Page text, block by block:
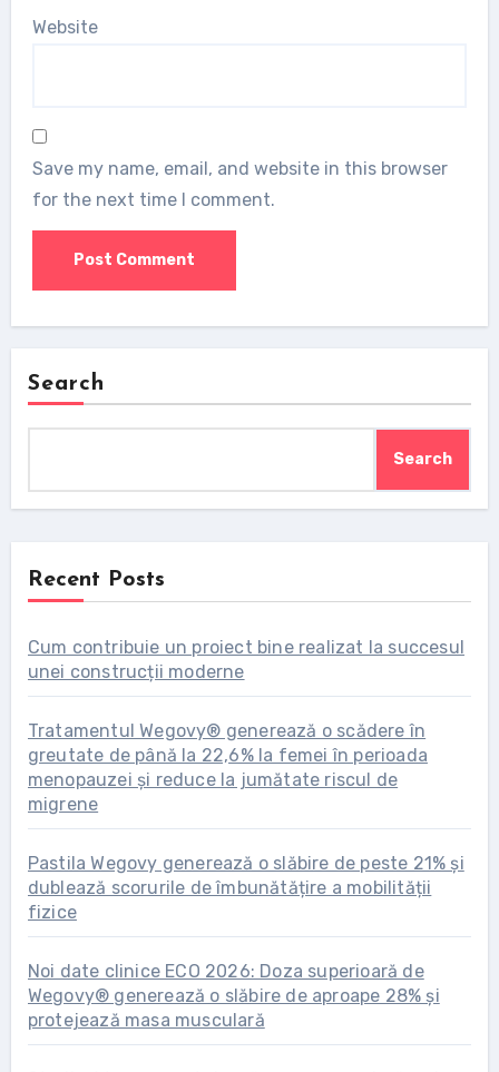
Website
Save my name, email, and website in this browser
for the next time I comment.
Search
Search
Recent Posts
Cum contribuie un proiect bine realizat la succesul
unei construcții moderne
Tratamentul Wegovy® generează o scădere în
greutate de până la 22,6% la femei în perioada
menopauzei și reduce la jumătate riscul de
migrene
Pastila Wegovy generează o slăbire de peste 21% și
dublează scorurile de îmbunătățire a mobilității
fizice
Noi date clinice ECO 2026: Doza superioară de
Wegovy® generează o slăbire de aproape 28% și
protejează masa musculară